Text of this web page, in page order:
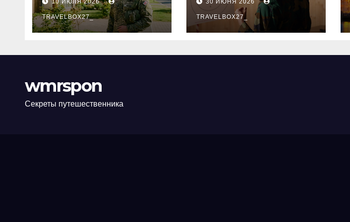
программе НИС и
перечень
аккредитованных
10 ИЮЛЯ 2026
TRAVELBOX27_
новый уровень
праздника и
командного духа
30 ИЮНЯ 2026
TRAVELBOX27_
wmrspon
Секреты путешественника